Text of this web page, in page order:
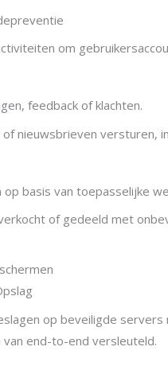
om
feedback of klachten.
nieuwsbrieven versturen,
op basis van toepasselijke
of gedeeld met
op beveiligde
end-to-end versleuteld.